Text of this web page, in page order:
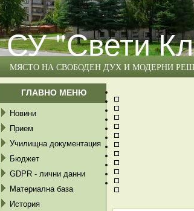
СУ "Свети
МЯСТО НА СВОБОДЕН ДУХ И МОДЕРНИ
ГЛАВНО МЕНЮ
Новини
Прием
Училищна документация
Бюджет
GDPR - лични данни
Материална база
История